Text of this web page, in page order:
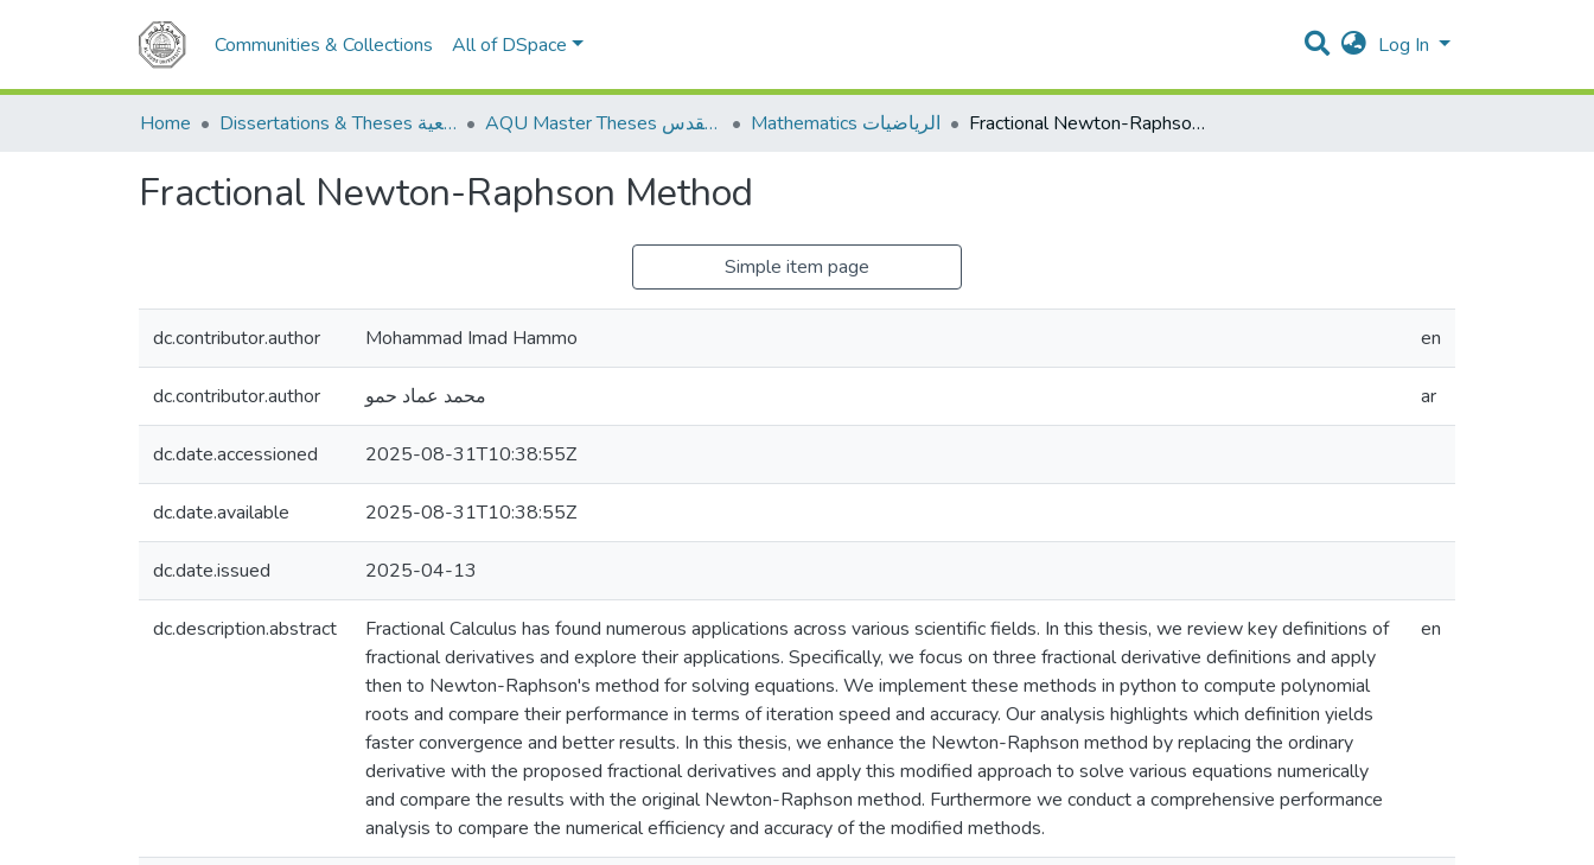
Communities & Collections All of DSpace Log In
Home Dissertations & Theses الرسائل الجامعية AQU Master Theses الرسائل الجامعية الخاصة بجامعة القدس Mathematics الرياضيات Fractional Newton-Raphson Method
Fractional Newton-Raphson Method
Simple item page
dc.contributor.author Mohammad Imad Hammo en
dc.contributor.author محمد عماد حمو ar
dc.date.accessioned 2025-08-31T10:38:55Z
dc.date.available 2025-08-31T10:38:55Z
dc.date.issued 2025-04-13
dc.description.abstract
Fractional Calculus has found numerous applications across various scientific fields. In this thesis, we review key definitions of
fractional derivatives and explore their applications. Specifically, we focus on three fractional derivative definitions and apply
then to Newton-Raphson's method for solving equations. We implement these methods in python to compute polynomial
roots and compare their performance in terms of iteration speed and accuracy. Our analysis highlights which definition yields
faster convergence and better results. In this thesis, we enhance the Newton-Raphson method by replacing the ordinary
derivative with the proposed fractional derivatives and apply this modified approach to solve various equations numerically
and compare the results with the original Newton-Raphson method. Furthermore we conduct a comprehensive performance
analysis to compare the numerical efficiency and accuracy of the modified methods.
en